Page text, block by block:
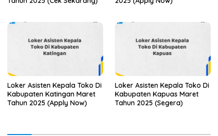
Loker Asisten Kepala Toko Di
Kabupaten Katingan Maret
Tahun 2025 (Apply Now)
Loker Asisten Kepala Toko Di
Kabupaten Kapuas Maret
Tahun 2025 (Segera)